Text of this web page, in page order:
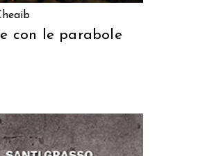
con le parabole